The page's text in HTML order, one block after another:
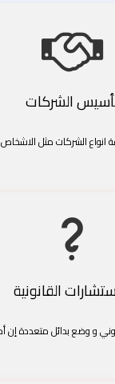
الشركات
انواع الشركات مثل
القانونية
و وضع بدائل متعددة